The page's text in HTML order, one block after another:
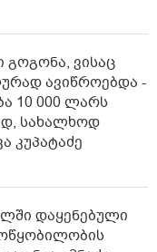
ვისაც
ავიწროებდა -
10 000 ლარს
სახალხოდ
კუპატაძე
დაყენებული